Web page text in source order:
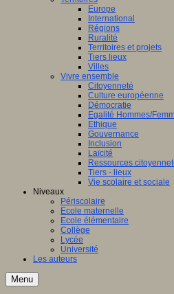
Europe
International
Régions
Ruralité
Territoires et projets
Tiers lieux
Villes
Vivre ensemble
Citoyenneté
Culture européenne
Démocratie
Egalité Hommes/
Ethique
Gouvernance
Inclusion
Laïcité
Ressources
Tiers - lieux
Vie scolaire et sociale
Niveaux
Périscolaire
Ecole maternelle
Ecole élémentaire
Collège
Lycée
Université
Les auteurs
Menu